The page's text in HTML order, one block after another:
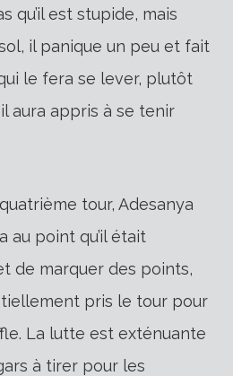
qu’il est stupide, mais
il panique un peu et fait
le fera se lever, plutôt
aura appris à se tenir
tour, Adesanya
au point qu’il était
de marquer des points,
pris le tour pour
La lutte est exténuante
à tirer pour les